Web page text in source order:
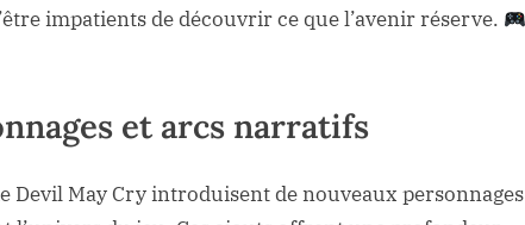
impatients de découvrir ce que l’avenir réserve.
et arcs narratifs
Devil May Cry introduisent de nouveaux personnages